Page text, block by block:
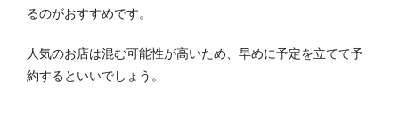
るのがおすすめです。
人気のお店は混む可能性が高いため、早めに予定を立てて予
約するといいでしょう。